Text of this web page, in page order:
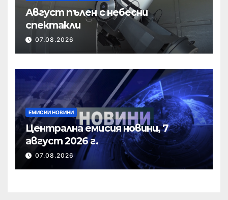
Август пълен с небесни
спектакли
07.08.2026
ЕМИСИИ НОВИНИ
Централна емисия новини, 7
август 2026 г.
07.08.2026